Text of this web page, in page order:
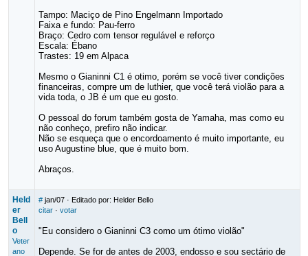
Tampo: Maciço de Pino Engelmann Importado
Faixa e fundo: Pau-ferro
Braço: Cedro com tensor regulável e reforço
Escala: Ébano
Trastes: 19 em Alpaca
Mesmo o Gianinni C1 é otimo, porém se você tiver condições
financeiras, compre um de luthier, que você terá violão para a
vida toda, o JB é um que eu gosto.
O pessoal do forum também gosta de Yamaha, mas como eu
não conheço, prefiro não indicar.
Não se esqueça que o encordoamento é muito importante, eu
uso Augustine blue, que é muito bom.
Abraços.
Held
er
Bell
o
Veter
ano
# jan/07· Editado por: Helder Bello
citar· votar
"Eu considero o Gianinni C3 como um ótimo violão"
Depende. Se for de antes de 2003, endosso e sou sectário de